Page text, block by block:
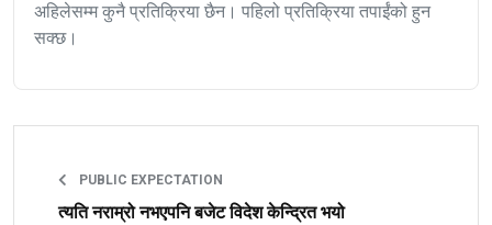
अहिलेसम्म कुनै प्रतिक्रिया छैन। पहिलो प्रतिक्रिया तपाईंको हुन
सक्छ।
PUBLIC EXPECTATION
त्यति नराम्रो नभएपनि बजेट विदेश केन्द्रित भयो